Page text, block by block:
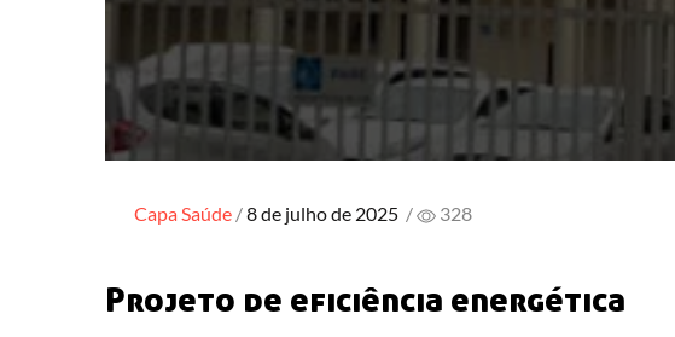
CapaSaúde Posted
8 de julho de 2025 / 328
Projeto de eficiência energética